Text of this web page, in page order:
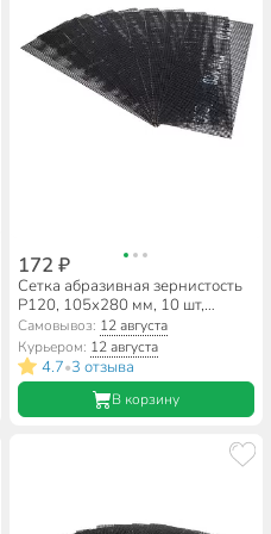
172 ₽
Сетка абразивная зернистость
P120, 105х280 мм, 10 шт,
РемоКолор, 31-8-112
Самовывоз: 12 августа
Курьером: 12 августа
4.7•3 отзыва
В корзину